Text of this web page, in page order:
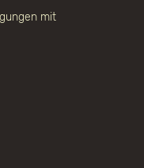
mit